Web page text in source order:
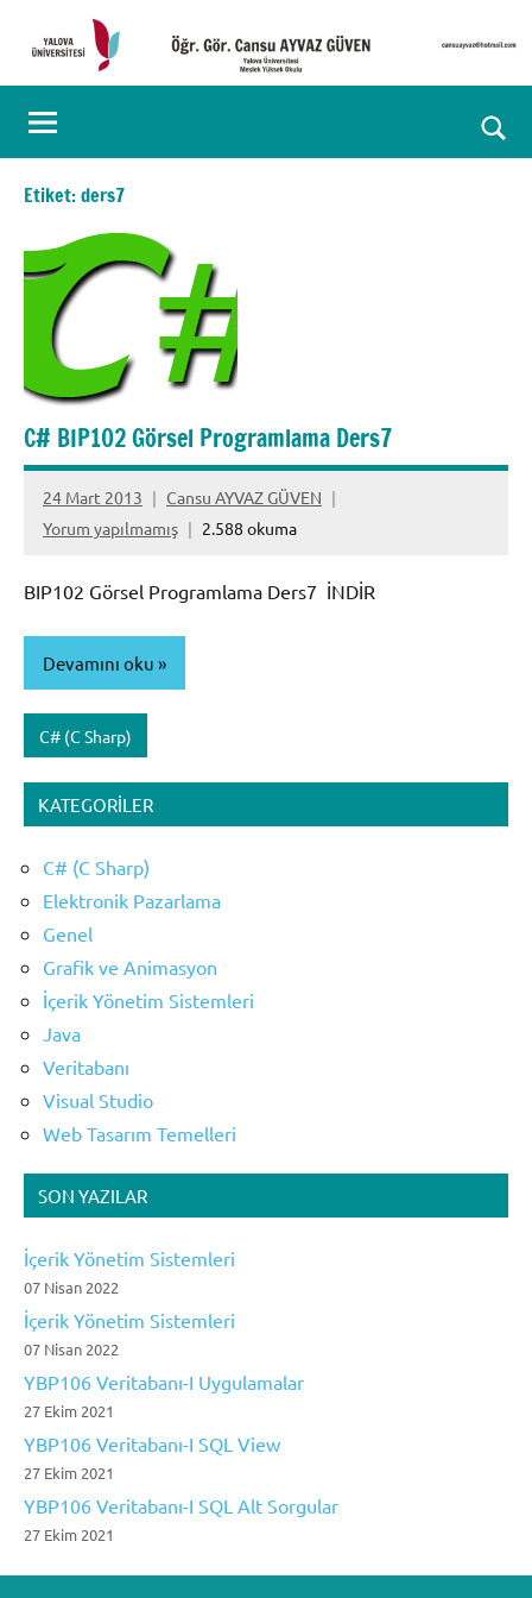
Öğr.
Gör.
Cansu
AYVAZ
GÜVEN
Web
Sayfası
Etiket:ders7
C# BIP102 Görsel Programlama Ders7
24 Mart 2013
Cansu AYVAZ GÜVEN
Yorum yapılmamış
2.588 okuma
BIP102 Görsel Programlama Ders7 İNDİR
Devamını oku
C# (C Sharp)
KATEGORILER
C# (C Sharp)
Elektronik Pazarlama
Genel
Grafik ve Animasyon
İçerik Yönetim Sistemleri
Java
Veritabanı
Visual Studio
Web Tasarım Temelleri
SON YAZILAR
İçerik Yönetim Sistemleri
07 Nisan 2022
İçerik Yönetim Sistemleri
07 Nisan 2022
YBP106 Veritabanı-I Uygulamalar
27 Ekim 2021
YBP106 Veritabanı-I SQL View
27 Ekim 2021
YBP106 Veritabanı-I SQL Alt Sorgular
27 Ekim 2021